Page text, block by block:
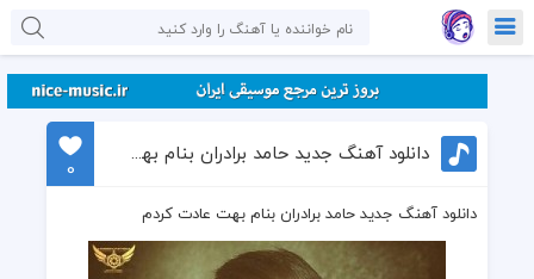
دانلود آهنگ جدید حامد برادران بنام بهت عادت کردم
0
دانلود آهنگ جدید حامد برادران بنام بهت عادت کردم